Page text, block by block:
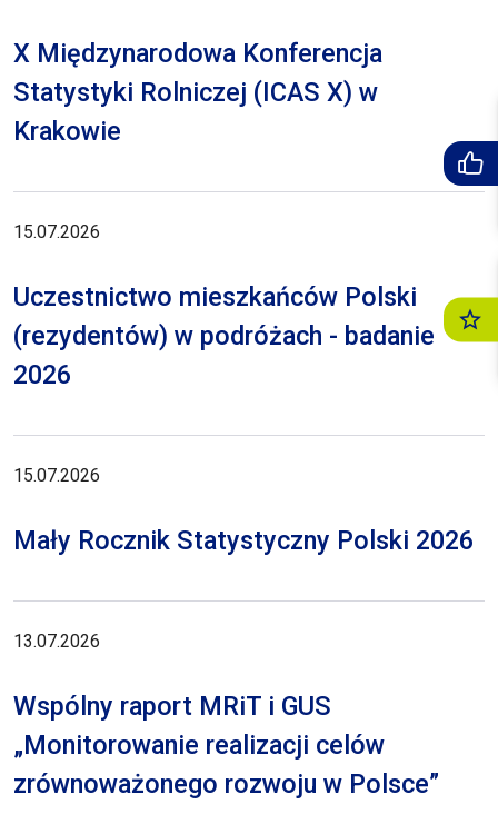
X Międzynarodowa Konferencja
Statystyki Rolniczej (ICAS X) w
Krakowie
15.07.2026
Uczestnictwo mieszkańców Polski
(rezydentów) w podróżach - badanie
2026
15.07.2026
Mały Rocznik Statystyczny Polski 2026
13.07.2026
Wspólny raport MRiT i GUS
„Monitorowanie realizacji celów
zrównoważonego rozwoju w Polsce”